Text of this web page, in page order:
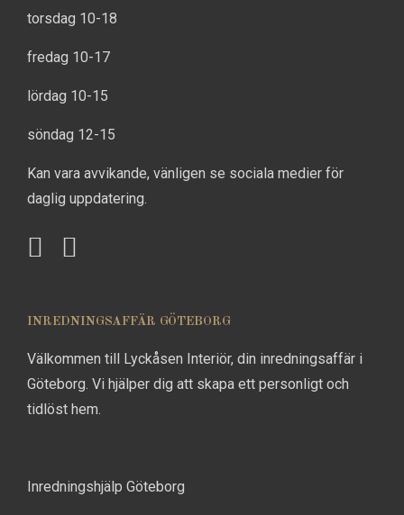
torsdag 10-18
fredag 10-17
lördag 10-15
söndag 12-15
Kan vara avvikande, vänligen se sociala medier för
daglig uppdatering.
INREDNINGSAFFÄR GÖTEBORG
Välkommen till Lyckåsen Interiör, din inredningsaffär i
Göteborg. Vi hjälper dig att skapa ett personligt och
tidlöst hem.
Inredningshjälp Göteborg